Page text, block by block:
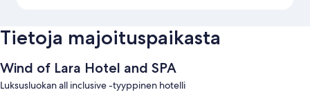
Tietoja majoituspaikasta
Wind of Lara Hotel and SPA
Luksusluokan all inclusive -tyyppinen hotelli